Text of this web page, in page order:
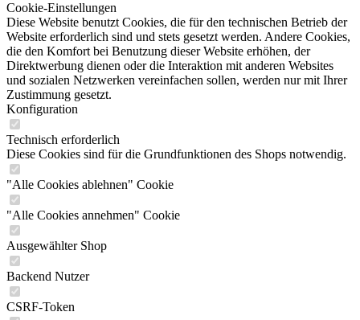
Cookie-Einstellungen
Diese Website benutzt Cookies, die für den technischen Betrieb der
Website erforderlich sind und stets gesetzt werden. Andere Cookies,
die den Komfort bei Benutzung dieser Website erhöhen, der
Direktwerbung dienen oder die Interaktion mit anderen Websites
und sozialen Netzwerken vereinfachen sollen, werden nur mit Ihrer
Zustimmung gesetzt.
Konfiguration
Technisch erforderlich
Diese Cookies sind für die Grundfunktionen des Shops notwendig.
"Alle Cookies ablehnen" Cookie
"Alle Cookies annehmen" Cookie
Ausgewählter Shop
Backend Nutzer
CSRF-Token